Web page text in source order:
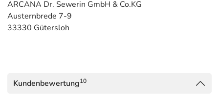
ARCANA Dr. Sewerin GmbH & Co.KG
Austernbrede 7-9
33330 Gütersloh
Kundenbewertung10